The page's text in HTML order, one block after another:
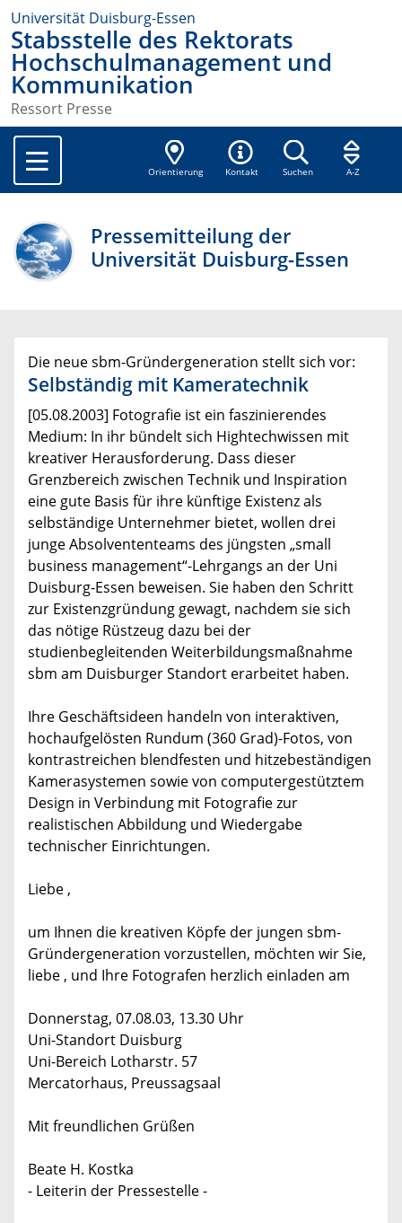
Universität Duisburg-Essen
Stabsstelle des Rektorats
Hochschulmanagement und
Kommunikation
Ressort Presse
Orientierung Kontakt Suchen A-Z
Pressemitteilung der
Universität Duisburg-Essen
Die neue sbm-Gründergeneration stellt sich vor:
Selbständig mit Kameratechnik
[05.08.2003] Fotografie ist ein faszinierendes
Medium: In ihr bündelt sich Hightechwissen mit
kreativer Herausforderung. Dass dieser
Grenzbereich zwischen Technik und Inspiration
eine gute Basis für ihre künftige Existenz als
selbständige Unternehmer bietet, wollen drei
junge Absolvententeams des jüngsten „small
business management“-Lehrgangs an der Uni
Duisburg-Essen beweisen. Sie haben den Schritt
zur Existenzgründung gewagt, nachdem sie sich
das nötige Rüstzeug dazu bei der
studienbegleitenden Weiterbildungsmaßnahme
sbm am Duisburger Standort erarbeitet haben.
Ihre Geschäftsideen handeln von interaktiven,
hochaufgelösten Rundum (360 Grad)-Fotos, von
kontrastreichen blendfesten und hitzebeständigen
Kamerasystemen sowie von computergestütztem
Design in Verbindung mit Fotografie zur
realistischen Abbildung und Wiedergabe
technischer Einrichtungen.
Liebe ,
um Ihnen die kreativen Köpfe der jungen sbm-
Gründergeneration vorzustellen, möchten wir Sie,
liebe , und Ihre Fotografen herzlich einladen am
Donnerstag, 07.08.03, 13.30 Uhr
Uni-Standort Duisburg
Uni-Bereich Lotharstr. 57
Mercatorhaus, Preussagsaal
Mit freundlichen Grüßen
Beate H. Kostka
- Leiterin der Pressestelle -